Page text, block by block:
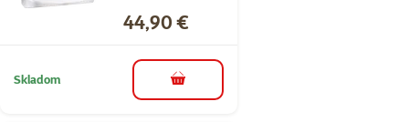
Cena
44,90 €
Skladom do košíka